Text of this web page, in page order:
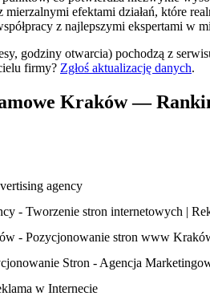
mierzalnymi efektami działań, które
z najlepszymi ekspertami w
godziny otwarcia) pochodzą z
firmy? Zgłoś aktualizację danych.
Kraków —
agency
- Tworzenie stron internetowych |
- Pozycjonowanie stron www
Stron - Agencja
w Internecie